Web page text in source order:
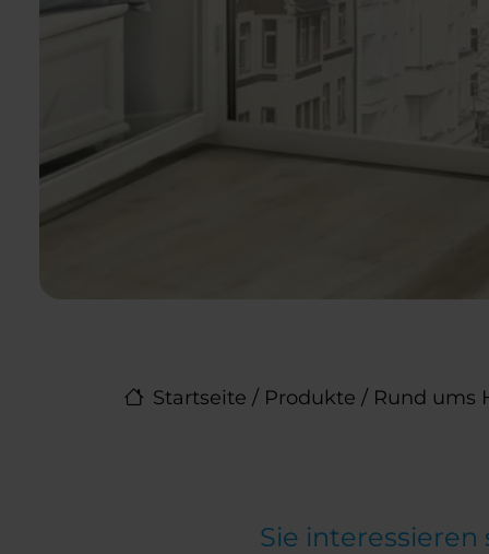
Startseite / Produkte / Rund ums
Sie